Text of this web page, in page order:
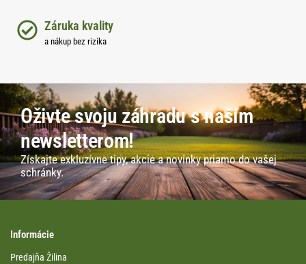
Záruka kvality
a nákup bez rizika
Oživte svoju záhradu s naším
newsletterom!
Získajte exkluzívne tipy, akcie a novinky priamo do vašej
schránky.
Informácie
Predajňa Žilina